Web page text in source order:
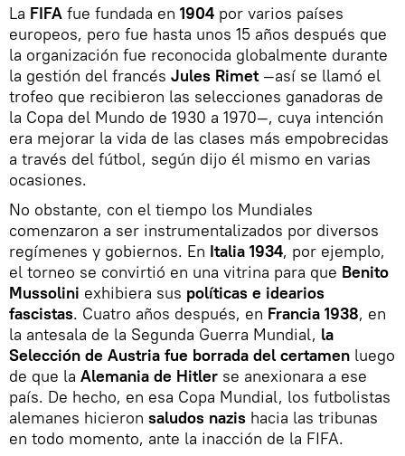
La FIFA fue fundada en 1904 por varios países
europeos, pero fue hasta unos 15 años después que
la organización fue reconocida globalmente durante
la gestión del francés Jules Rimet—así se llamó el
trofeo que recibieron las selecciones ganadoras de
la Copa del Mundo de 1930 a 1970—, cuya intención
era mejorar la vida de las clases más empobrecidas
a través del fútbol, según dijo él mismo en varias
ocasiones.
No obstante, con el tiempo los Mundiales
comenzaron a ser instrumentalizados por diversos
regímenes y gobiernos. En Italia 1934, por ejemplo,
el torneo se convirtió en una vitrina para que Benito
Mussolini exhibiera sus políticas e idearios
fascistas. Cuatro años después, en Francia 1938, en
la antesala de la Segunda Guerra Mundial, la
Selección de Austria fue borrada del certamen luego
de que la Alemania de Hitler se anexionara a ese
país. De hecho, en esa Copa Mundial, los futbolistas
alemanes hicieron saludos nazis hacia las tribunas
en todo momento, ante la inacción de la FIFA.